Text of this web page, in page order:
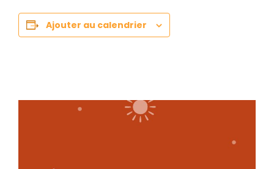
Ajouter au calendrier